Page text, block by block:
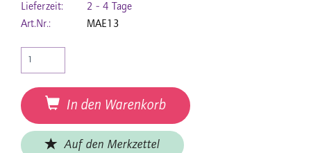
Lieferzeit:
2 - 4 Tage
Art.Nr.:
MAE13
In den Warenkorb
Auf den Merkzettel